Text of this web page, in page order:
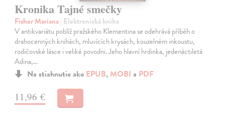
Kronika Tajné smečky
Fisher Mariana| Elektronická kniha
V antikvariátu poblíž pražského Klementina se odehrává příběh o
drahocenných knihách, mluvících krysách, kouzelném inkoustu,
rodičovské lásce i veliké povodni. Jeho hlavní hrdinka, jedenáctiletá
Adina,…
Na stiahnutie ako EPUB, MOBI a PDF
11,96 €